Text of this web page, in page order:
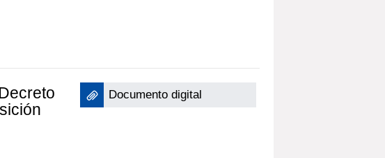
Documento digital